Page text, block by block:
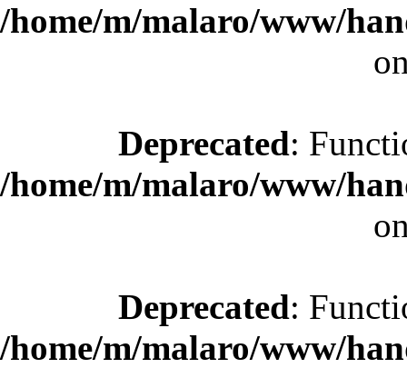
/home/m/malaro/www/
Deprecated:
/home/m/malaro/www/
Deprecated:
/home/m/malaro/www/